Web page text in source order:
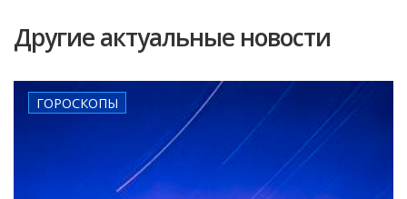
Другие актуальные новости
ГОРОСКОПЫ